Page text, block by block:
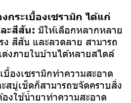
ระเบื้องเซรามิก ได้แก่
ะสีสัน: มีให้เลือกหลากหลาย
สีสัน และลวดลาย สามารถ
ต่งภายในบ้านได้หลายสไตล์
บื้องเซรามิกทำความสะอาด
สบู่เช็ดก็สามารถขจัดคราบสิ่ง
งใช้น้ำยาทำความสะอาด